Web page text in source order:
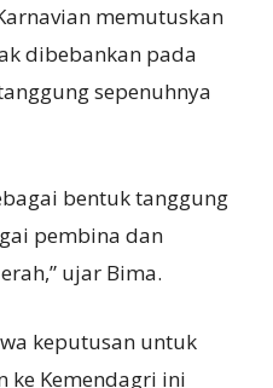
memutuskan
dibebankan pada
sepenuhnya
bentuk tanggung
pembina dan
ujar Bima.
keputusan untuk
ke Kemendagri ini